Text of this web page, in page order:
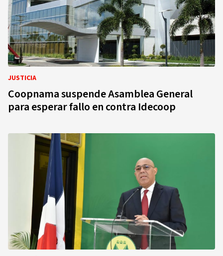
JUSTICIA
Coopnama suspende Asamblea General
para esperar fallo en contra Idecoop